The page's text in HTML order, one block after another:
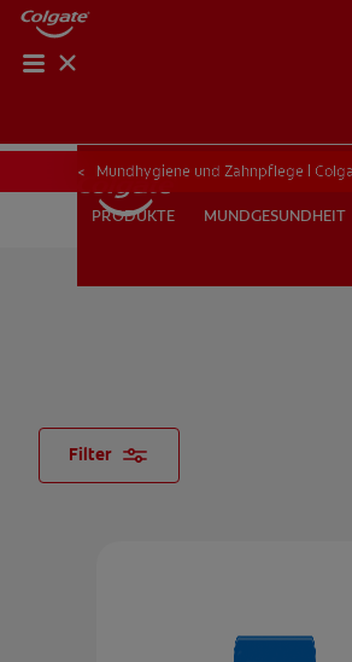
PRODUKTE MUNDGESUNDHEIT
PRODUKTE MUNDGESUNDHEIT
Mundhygiene und Zahnpflege |
Filter